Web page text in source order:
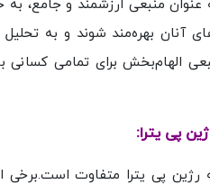
عنوان منبعی ارزشمند و جامع،
آنان بهره‌مند شوند و به
الهام‌بخش برای تمامی
پی یترا:
رژین پی یترا متفاوت است.برخی